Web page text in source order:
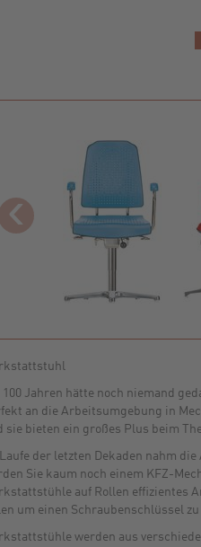
‹
100 Jahren hätte noch niemand
an die Arbeitsumgebung in
sie bieten ein großes Plus beim
der letzten Dekaden nahm
Sie kaum noch einem KFZ-
auf Rollen effizientes
um einen Schraubenschlüssel
werden aus